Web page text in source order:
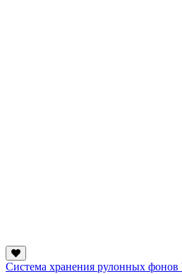
Система хранения рулонных